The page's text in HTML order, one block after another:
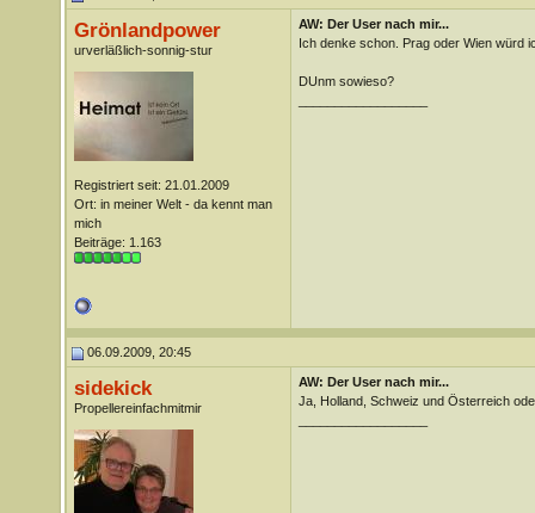
Grönlandpower
urverläßlich-sonnig-stur
Registriert seit: 21.01.2009
Ort: in meiner Welt - da kennt man
mich
Beiträge: 1.163
AW: Der User nach mir...
Ich denke schon. Prag oder Wien würd
DUnm sowieso?
06.09.2009, 20:45
sidekick
Propellereinfachmitmir
AW: Der User nach mir...
Ja, Holland, Schweiz und Österreich